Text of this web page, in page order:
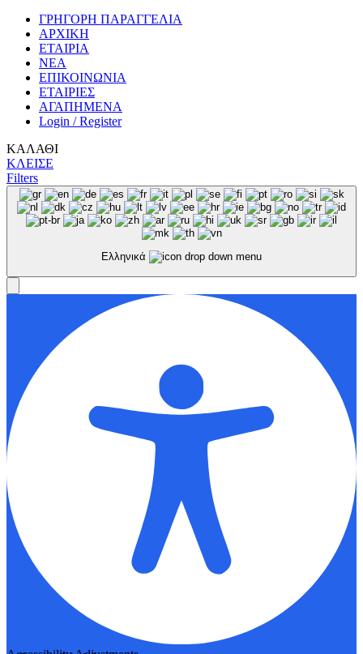
ΓΡΗΓΟΡΗ ΠΑΡΑΓΓΕΛΙΑ
ΑΡΧΙΚΗ
ΕΤΑΙΡΙΑ
ΝΕΑ
ΕΠΙΚΟΙΝΩΝΙΑ
ΕΤΑΙΡΙΕΣ
ΑΓΑΠΗΜΕΝΑ
Login / Register
ΚΑΛΑΘΙ
ΚΛΕΙΣΕ
Filters
Ελληνικά